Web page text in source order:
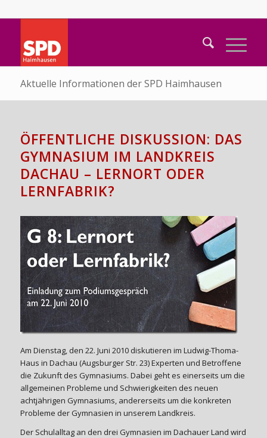
Aktuelle Informationen der SPD Haimhausen
ÖFFENTLICHE DISKUSSION: DAS
GYMNASIUM IM LANDKREIS
DACHAU – LERNORT ODER
LERNFABRIK?
Am Dienstag, den 22. Juni 2010 diskutieren im Ludwig-Thoma-
Haus in Dachau (Augsburger Str. 23) Experten und Betroffene
die Zukunft des Gymnasiums. Dabei geht es einerseits um die
allgemeinen Probleme und Schwierigkeiten des neuen
achtjährigen Gymnasiums, andererseits um die konkreten
Probleme der Gymnasien in unserem Landkreis.
Der Schulalltag an den drei Gymnasien im Dachauer Land wird